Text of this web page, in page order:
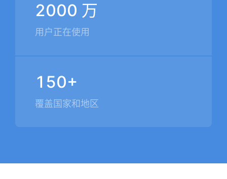
2000 万
用户正在使用
150+
覆盖国家和地区